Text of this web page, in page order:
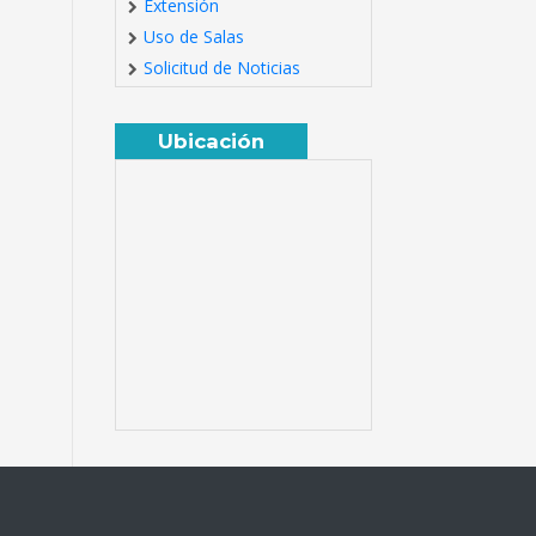
Extensión
Uso de Salas
Solicitud de Noticias
Ubicación